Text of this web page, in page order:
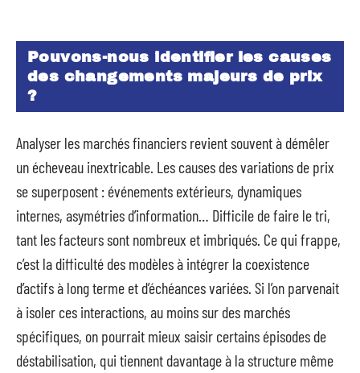
Pouvons-nous identifier les causes
des changements majeurs de prix
?
Analyser les marchés financiers revient souvent à démêler
un écheveau inextricable. Les causes des variations de prix
se superposent : événements extérieurs, dynamiques
internes, asymétries d’information… Difficile de faire le tri,
tant les facteurs sont nombreux et imbriqués. Ce qui frappe,
c’est la difficulté des modèles à intégrer la coexistence
d’actifs à long terme et d’échéances variées. Si l’on parvenait
à isoler ces interactions, au moins sur des marchés
spécifiques, on pourrait mieux saisir certains épisodes de
déstabilisation, qui tiennent davantage à la structure même